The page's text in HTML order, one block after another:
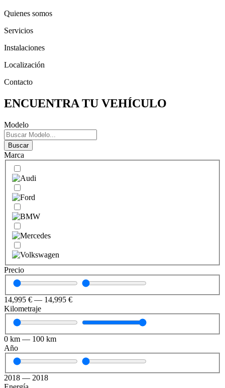
Quienes somos
Servicios
Instalaciones
Localización
Contacto
ENCUENTRA TU VEHÍCULO
Modelo
Buscar
Marca
Precio
14,995 € — 14,995 €
Kilometraje
0 km — 100 km
Año
2018 — 2018